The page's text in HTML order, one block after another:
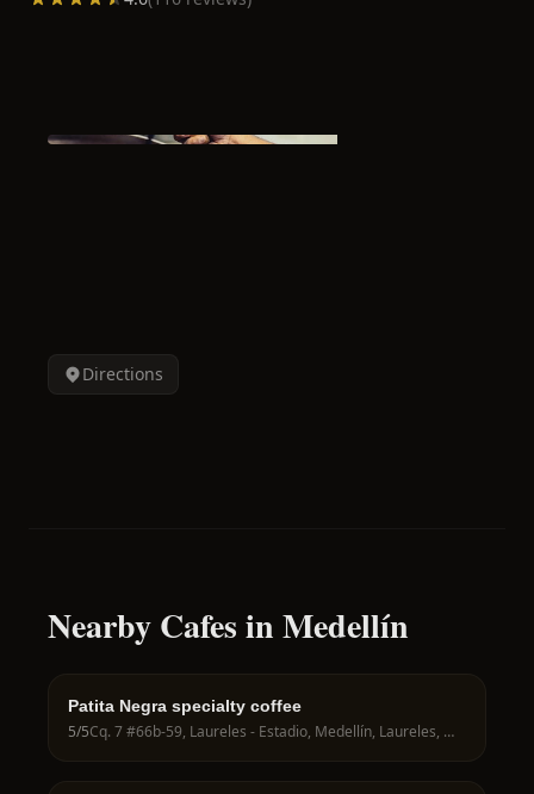
Directions
Nearby Cafes in Medellín
Patita Negra specialty coffee
5/5 Cq. 7 #66b-59, Laureles - Estadio, Medellín, Laureles, Medellín, Antioquia, Colombia